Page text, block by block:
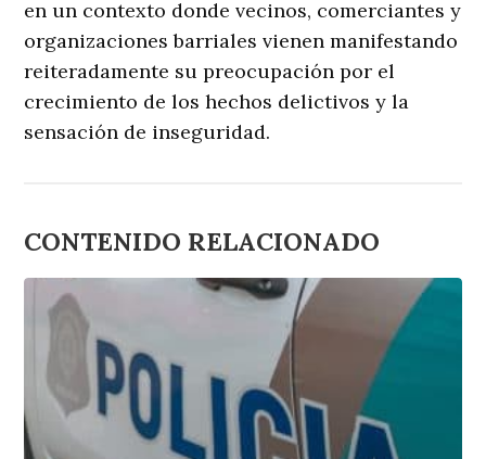
en un contexto donde vecinos, comerciantes y
organizaciones barriales vienen manifestando
reiteradamente su preocupación por el
crecimiento de los hechos delictivos y la
sensación de inseguridad.
CONTENIDO RELACIONADO